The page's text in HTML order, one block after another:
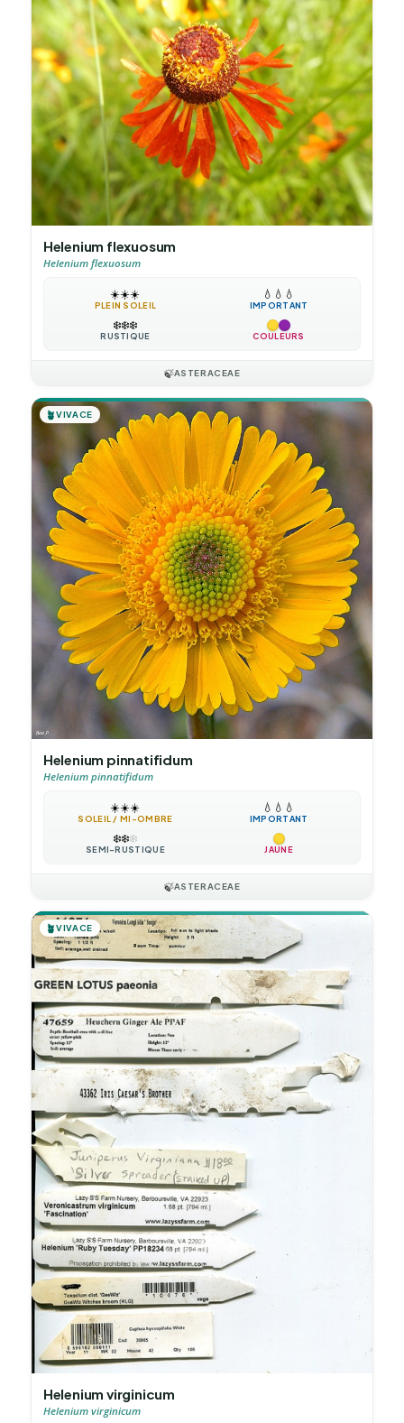
Helenium flexuosum
Helenium flexuosum
☀️☀️☀️
PLEIN SOLEIL
💧 💧 💧
IMPORTANT
❄️❄️❄️
RUSTIQUE COULEURS
🍃ASTERACEAE
🪴VIVACE
Helenium pinnatifidum
Helenium pinnatifidum
☀️☀️☀️
SOLEIL / MI-OMBRE
💧 💧 💧
IMPORTANT
❄️❄️❄️
SEMI-RUSTIQUE JAUNE
🍃ASTERACEAE
🪴VIVACE
Helenium virginicum
Helenium virginicum